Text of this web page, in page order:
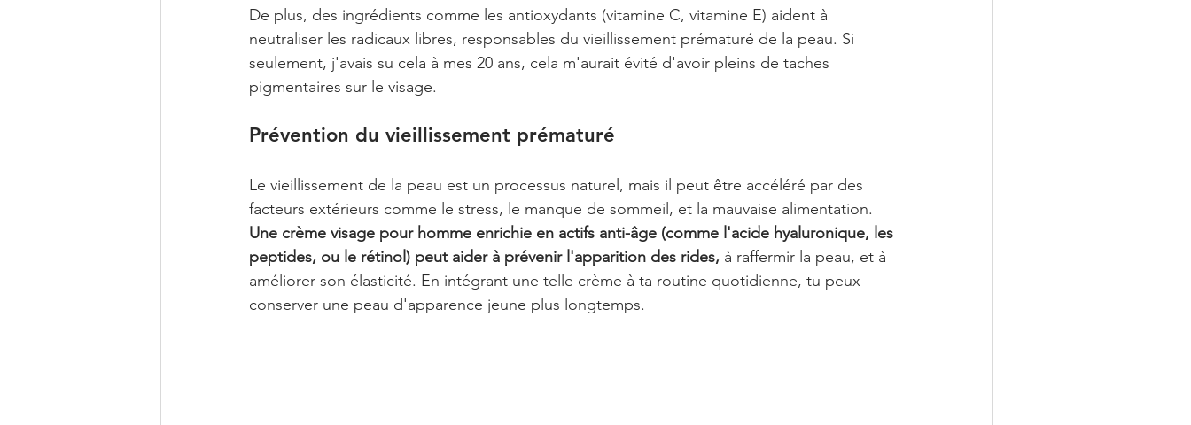
De plus, des ingrédients comme les antioxydants (vitamine C, vitamine E) aident à
neutraliser les radicaux libres, responsables du vieillissement prématuré de la peau. Si
seulement, j'avais su cela à mes 20 ans, cela m'aurait évité d'avoir pleins de taches
pigmentaires sur le visage.
Prévention du vieillissement prématuré
Le vieillissement de la peau est un processus naturel, mais il peut être accéléré par des
facteurs extérieurs comme le stress, le manque de sommeil, et la mauvaise alimentation.
Une crème visage pour homme enrichie en actifs anti-âge (comme l'acide hyaluronique, les
peptides, ou le rétinol) peut aider à prévenir l'apparition des rides, à raffermir la peau, et à
améliorer son élasticité. En intégrant une telle crème à ta routine quotidienne, tu peux
conserver une peau d'apparence jeune plus longtemps.